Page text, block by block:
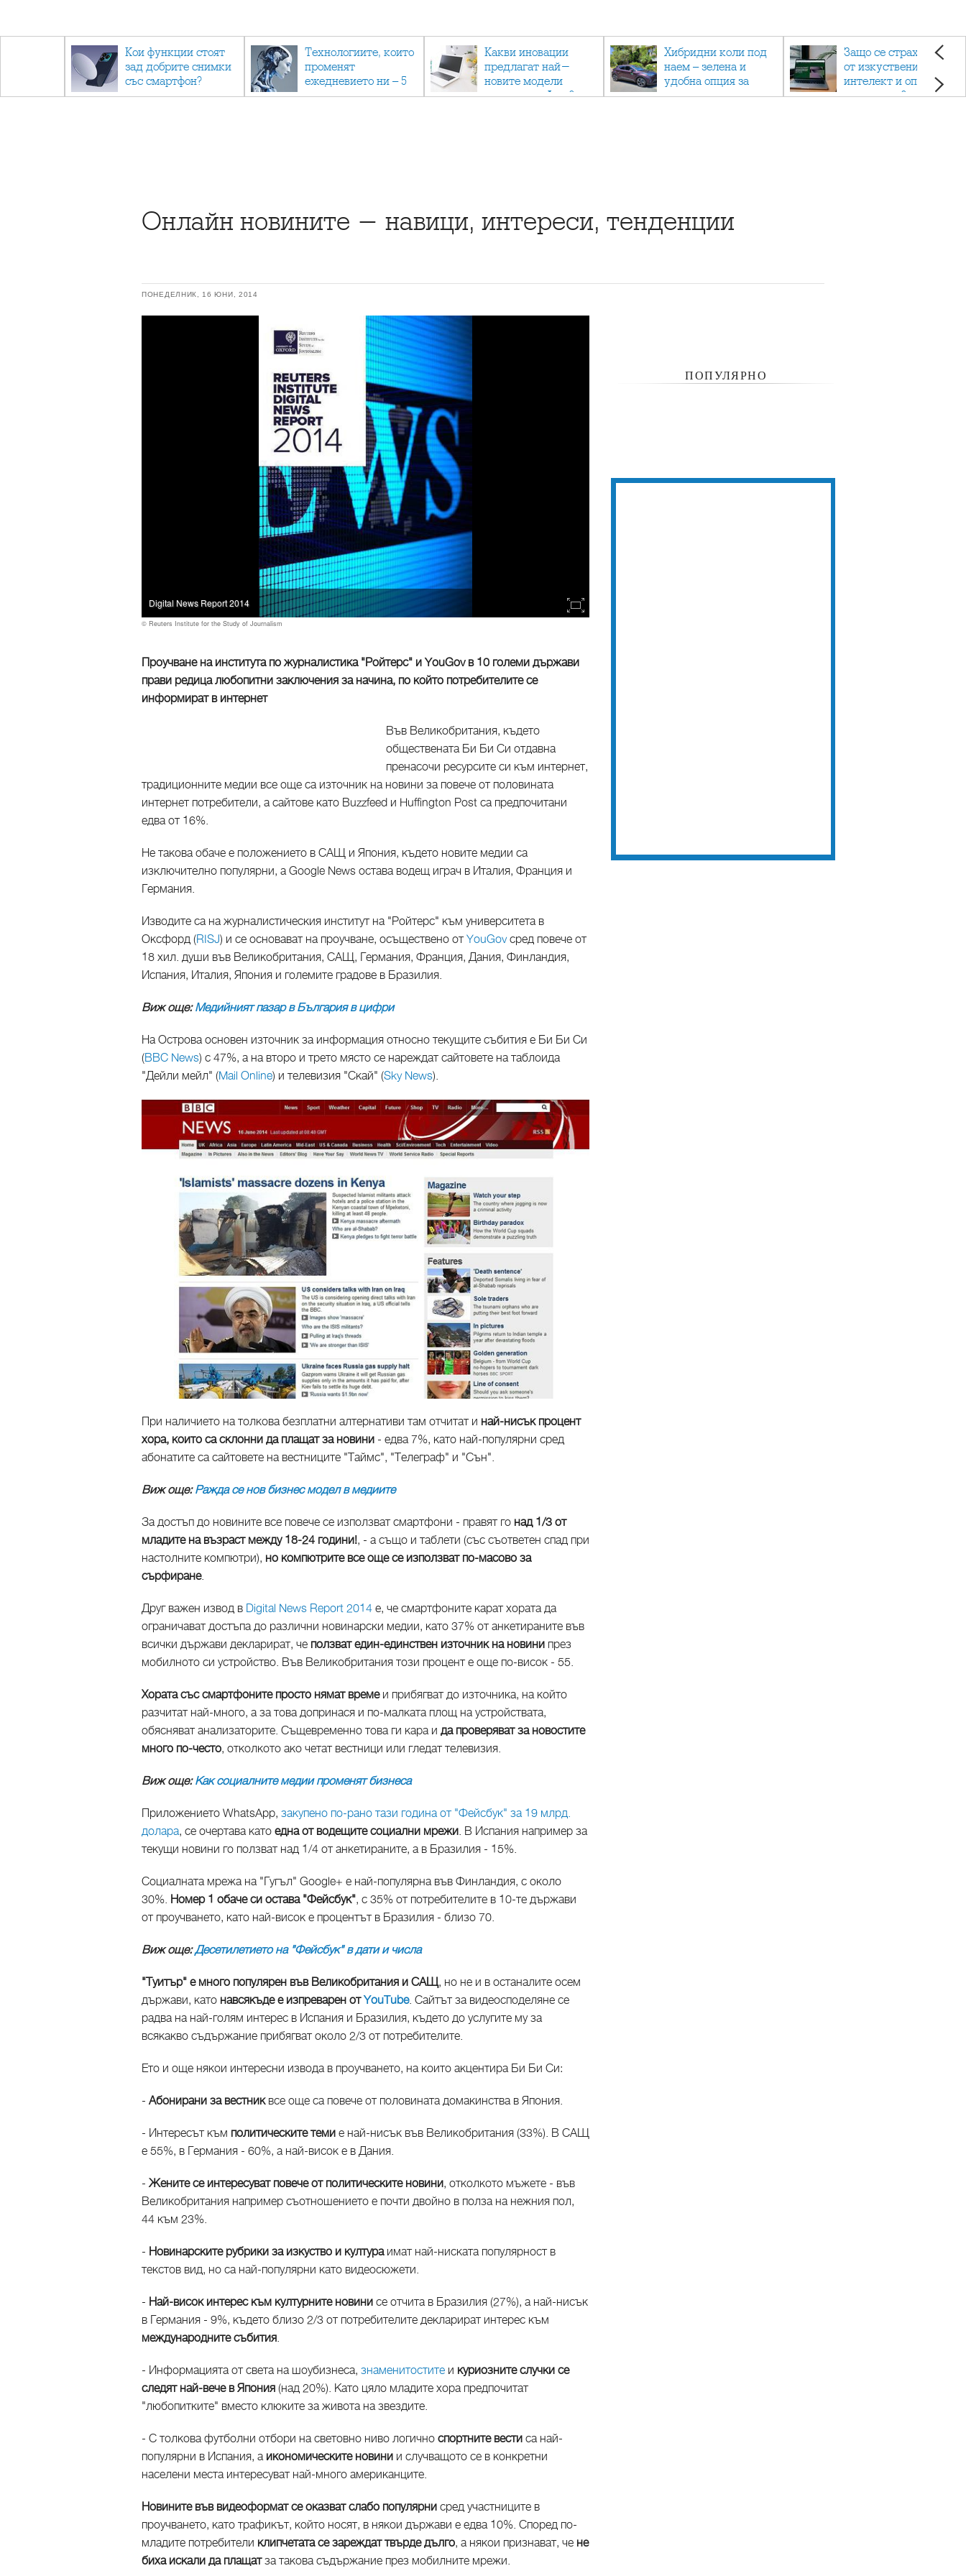
Кои функции стоят
зад добрите снимки
със смартфон?
Технологиите, които
променят
ежедневието ни – 5
иновации, които вече
Какви иновации
предлагат най-
новите модели
лаптопи на Acer?
Хибридни коли под
наем – зелена и
удобна опция за
пътуване
Защо се страхуваме
от изкуствения
интелект и опасен ли
е наистина?
Онлайн новините - навици, интереси, тенденции
ПОНЕДЕЛНИК, 16 ЮНИ, 2014
Digital News Report 2014
© Reuters Institute for the Study of Journalism
Проучване на института по журналистика "Ройтерс" и YouGov в 10 големи държави
прави редица любопитни заключения за начина, по който потребителите се
информират в интернет
Във Великобритания, където
обществената Би Би Си отдавна
пренасочи ресурсите си към интернет,
традиционните медии все още са източник на новини за повече от половината
интернет потребители, а сайтове като Buzzfeed и Huffington Post са предпочитани
едва от 16%.
Не такова обаче е положението в САЩ и Япония, където новите медии са
изключително популярни, а Google News остава водещ играч в Италия, Франция и
Германия.
Изводите са на журналистическия институт на "Ройтерс" към университета в
Оксфорд (RISJ) и се основават на проучване, осъществено отYouGovсред повече от
18 хил. души във Великобритания, САЩ, Германия, Франция, Дания, Финландия,
Испания, Италия, Япония и големите градове в Бразилия.
Виж още:Медийният пазар в България в цифри
На Острова основен източник за информация относно текущите събития е Би Би Си
(BBC News) с 47%, а на второ и трето място се нареждат сайтовете на таблоида
"Дейли мейл" (Mail Online) и телевизия "Скай" (Sky News).
При наличието на толкова безплатни алтернативи там отчитат и най-нисък процент
хора, които са склонни да плащат за новини - едва 7%, като най-популярни сред
абонатите са сайтовете на вестниците "Таймс", "Телеграф" и "Сън".
Виж още:Ражда се нов бизнес модел в медиите
За достъп до новините все повече се използват смартфони - правят го над 1/3 от
младите на възраст между 18-24 години!, - а също и таблети (със съответен спад при
настолните компютри), но компютрите все още се използват по-масово за
сърфиране.
Друг важен извод в Digital News Report 2014 е, че смартфоните карат хората да
ограничават достъпа до различни новинарски медии, като 37% от анкетираните във
всички държави декларират, че ползват един-единствен източник на новини през
мобилното си устройство. Във Великобритания този процент е още по-висок - 55.
Хората със смартфоните просто нямат време и прибягват до източника, на който
разчитат най-много, а за това допринася и по-малката площ на устройствата,
обясняват анализаторите. Същевременно това ги кара и да проверяват за новостите
много по-често, отколкото ако четат вестници или гледат телевизия.
Виж още:Как социалните медии променят бизнеса
Приложението WhatsApp, закупено по-рано тази година от "Фейсбук" за 19 млрд.
долара, се очертава като една от водещите социални мрежи. В Испания например за
текущи новини го ползват над 1/4 от анкетираните, а в Бразилия - 15%.
Социалната мрежа на "Гугъл" Google+ е най-популярна във Финландия, с около
30%. Номер 1 обаче си остава "Фейсбук", с 35% от потребителите в 10-те държави
от проучването, като най-висок е процентът в Бразилия - близо 70.
Виж още:Десетилетието на "Фейсбук" в дати и числа
"Туитър" е много популярен във Великобритания и САЩ, но не и в останалите осем
държави, като навсякъде е изпреварен отYouTube. Сайтът за видеосподеляне се
радва на най-голям интерес в Испания и Бразилия, където до услугите му за
всякакво съдържание прибягват около 2/3 от потребителите.
Ето и още някои интересни извода в проучването, на които акцентира Би Би Си:
- Абонирани за вестник все още са повече от половината домакинства в Япония.
- Интересът към политическите теми е най-нисък във Великобритания (33%). В САЩ
е 55%, в Германия - 60%, а най-висок е в Дания.
-Жените се интересуват повече от политическите новини, отколкото мъжете - във
Великобритания например съотношението е почти двойно в полза на нежния пол,
44 към 23%.
- Новинарските рубрики за изкуство и култура имат най-ниската популярност в
текстов вид, но са най-популярни като видеосюжети.
- Най-висок интерес към културните новини се отчита в Бразилия (27%), а най-нисък
в Германия - 9%, където близо 2/3 от потребителите декларират интерес към
международните събития.
- Информацията от света на шоубизнеса, знаменитостите и куриозните случки се
следят най-вече в Япония (над 20%). Като цяло младите хора предпочитат
"любопитките" вместо клюките за живота на звездите.
- С толкова футболни отбори на световно ниво логично спортните вести са най-
популярни в Испания, аикономическите новини и случващото се в конкретни
населени места интересуват най-много американците.
Новините във видеоформат се оказват слабо популярни сред участниците в
проучването, като трафикът, който носят, в някои държави е едва 10%. Според по-
младите потребители клипчетата се зареждат твърде дълго, а някои признават, че не
биха искали да плащатза такова съдържание през мобилните мрежи.
ПОПУЛЯРНО